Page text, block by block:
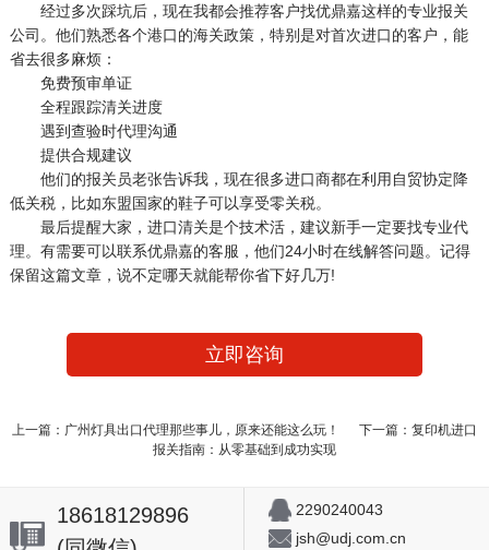
经过多次踩坑后，现在我都会推荐客户找优鼎嘉这样的专业报关
公司。他们熟悉各个港口的海关政策，特别是对首次进口的客户，能
省去很多麻烦：
免费预审单证
全程跟踪清关进度
遇到查验时代理沟通
提供合规建议
他们的报关员老张告诉我，现在很多进口商都在利用自贸协定降
低关税，比如东盟国家的鞋子可以享受零关税。
最后提醒大家，进口清关是个技术活，建议新手一定要找专业代
理。有需要可以联系优鼎嘉的客服，他们24小时在线解答问题。记得
保留这篇文章，说不定哪天就能帮你省下好几万!
立即咨询
上一篇：广州灯具出口代理那些事儿，原来还能这么玩！
下一篇：复印机进口
报关指南：从零基础到成功实现
18618129896
2290240043
jsh@udj.com.cn